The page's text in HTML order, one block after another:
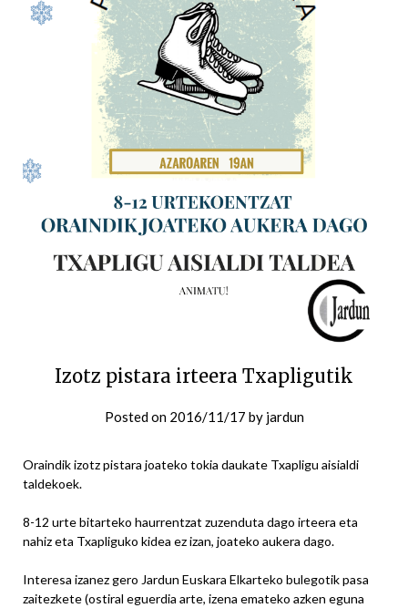
Izotz pistara irteera Txapligutik
Posted on 2016/11/17 by jardun
Oraindik izotz pistara joateko tokia daukate Txapligu aisialdi
taldekoek.
8-12 urte bitarteko haurrentzat zuzenduta dago irteera eta
nahiz eta Txapliguko kidea ez izan, joateko aukera dago.
Interesa izanez gero Jardun Euskara Elkarteko bulegotik pasa
zaitezkete (ostiral eguerdia arte, izena emateko azken eguna